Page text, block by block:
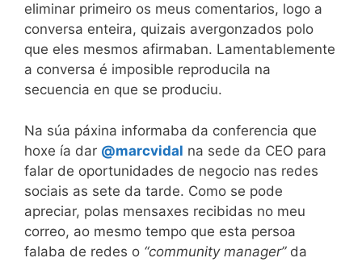
eliminar primeiro os meus comentarios, logo a
conversa enteira, quizais avergonzados polo
que eles mesmos afirmaban. Lamentablemente
a conversa é imposible reproducila na
secuencia en que se produciu.
Na súa páxina informaba da conferencia que
hoxe ía dar @marcvidal na sede da CEO para
falar de oportunidades de negocio nas redes
sociais as sete da tarde. Como se pode
apreciar, polas mensaxes recibidas no meu
correo, ao mesmo tempo que esta persoa
falaba de redes o “community manager”da